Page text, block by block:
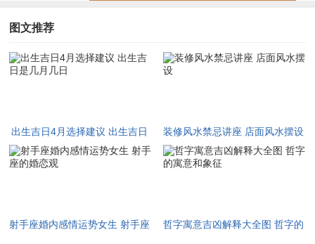
依前所述大原则，细考本月逐日干支与神煞分布，可得如下数
日，较为清吉。常有命主于此数日降生，一生运势相对平顺通
癸巳月初二日，即西历四月八日，干支为壬辰。
金；生于该日者，主聪慧机敏，性格圆融，不似纯火局之暴躁；
且辰与年支午无冲克，与月令巳火无特殊刑害。
泽；其冲煞在戌，生肖属犬者不宜此时催产。
图文推荐
出生吉日4月选择建议 出生吉日
是几月几日
装修风水禁忌讲座 店面风水摆设
射手座婚内感情运势女生 射手座
哲字寓意吉凶解释大全图 哲字的